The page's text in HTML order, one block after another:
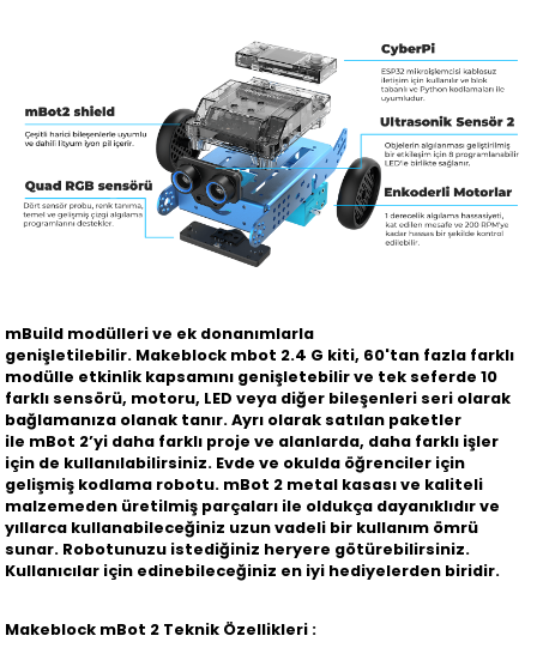
mBuild modülleri ve ek donanımlarla
genişletilebilir. Makeblock mbot 2.4 G kiti, 60'tan fazla farklı
modülle etkinlik kapsamını genişletebilir ve tek seferde 10
farklı sensörü, motoru, LED veya diğer bileşenleri seri olarak
bağlamanıza olanak tanır. Ayrı olarak satılan paketler
ile mBot 2’yi daha farklı proje ve alanlarda, daha farklı işler
için de kullanılabilirsiniz. Evde ve okulda öğrenciler için
gelişmiş kodlama robotu. mBot 2 metal kasası ve kaliteli
malzemeden üretilmiş parçaları ile oldukça dayanıklıdır ve
yıllarca kullanabileceğiniz uzun vadeli bir kullanım ömrü
sunar. Robotunuzu istediğiniz heryere götürebilirsiniz.
Kullanıcılar için edinebileceğiniz en iyi hediyelerden biridir.
Makeblock mBot 2 Teknik Özellikleri :